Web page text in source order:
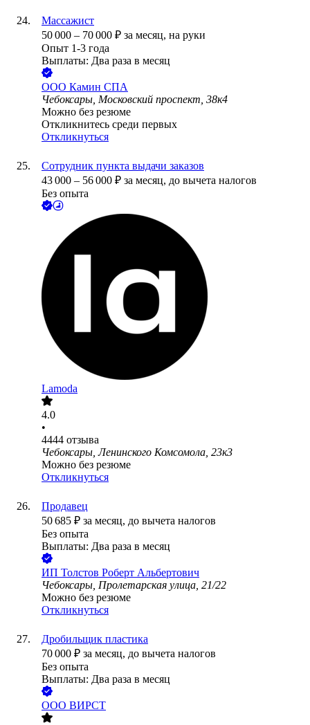
Массажист
50 000 – 70 000 ₽ за месяц, на руки
Опыт 1-3 года
Выплаты: Два раза в месяц
ООО Камин СПА
Чебоксары, Московский проспект, 38к4
Можно без резюме
Откликнитесь среди первых
Откликнуться
Сотрудник пункта выдачи заказов
43 000 – 56 000 ₽ за месяц, до вычета налогов
Без опыта
Lamoda
4.0
•
4444 отзыва
Чебоксары, Ленинского Комсомола, 23к3
Можно без резюме
Откликнуться
Продавец
50 685 ₽ за месяц, до вычета налогов
Без опыта
Выплаты: Два раза в месяц
ИП Толстов Роберт Альбертович
Чебоксары, Пролетарская улица, 21/22
Можно без резюме
Откликнуться
Дробильщик пластика
70 000 ₽ за месяц, до вычета налогов
Без опыта
Выплаты: Два раза в месяц
ООО ВИРСТ